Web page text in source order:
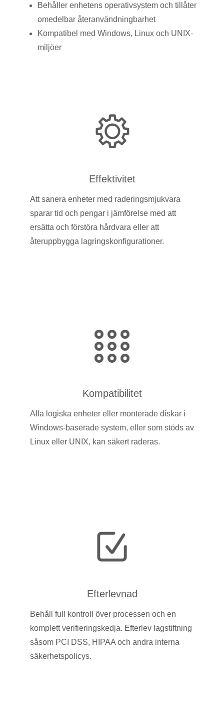
Behåller enhetens operativsystem och tillåter
omedelbar återanvändningbarhet
Kompatibel med Windows, Linux och UNIX-
miljöer
Effektivitet
Att sanera enheter med raderingsmjukvara
sparar tid och pengar i jämförelse med att
ersätta och förstöra hårdvara eller att
återuppbygga lagringskonfigurationer.
Kompatibilitet
Alla logiska enheter eller monterade diskar i
Windows-baserade system, eller som stöds av
Linux eller UNIX, kan säkert raderas.
Efterlevnad
Behåll full kontroll över processen och en
komplett verifieringskedja. Efterlev lagstiftning
såsom PCI DSS, HIPAA och andra interna
säkerhetspolicys.